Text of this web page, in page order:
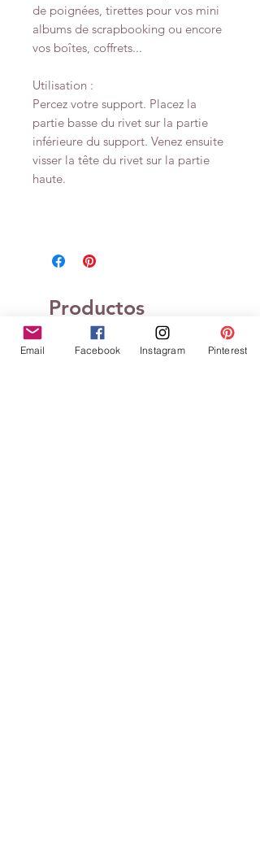
de poignées, tirettes pour vos mini
albums de scrapbooking ou encore
vos boîtes, coffrets...
Utilisation :
Percez votre support. Placez la
partie basse du rivet sur la partie
inférieure du support. Venez ensuite
visser la tête du rivet sur la partie
haute.
Productos
relacionados
Email Facebook Instagram Pinterest